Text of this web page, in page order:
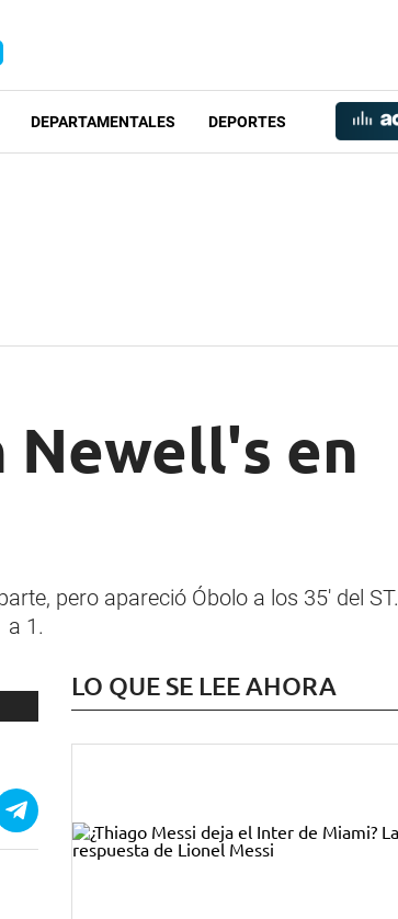
DEPARTAMENTALES DEPORTES
Newell's en
pero apareció Óbolo a los 35' del ST.
a 1.
LO QUE SE LEE AHORA